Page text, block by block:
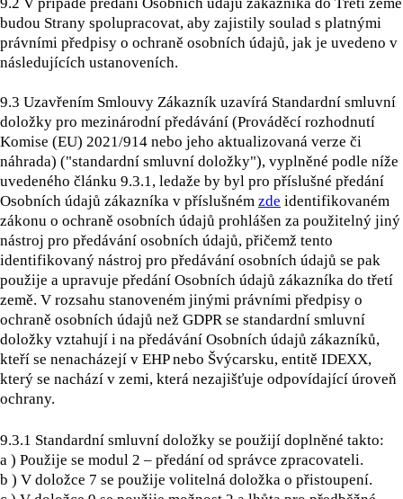
budou Strany spolupracovat, aby zajistily soulad s platnými
právními předpisy o ochraně osobních údajů, jak je uvedeno v
následujících ustanoveních.
9.3 Uzavřením Smlouvy Zákazník uzavírá Standardní smluvní
doložky pro mezinárodní předávání (Prováděcí rozhodnutí
Komise (EU) 2021/914 nebo jeho aktualizovaná verze či
náhrada) ("standardní smluvní doložky"), vyplněné podle níže
uvedeného článku 9.3.1, ledaže by byl pro příslušné předání
Osobních údajů zákazníka v příslušném zde identifikovaném
zákonu o ochraně osobních údajů prohlášen za použitelný jiný
nástroj pro předávání osobních údajů, přičemž tento
identifikovaný nástroj pro předávání osobních údajů se pak
použije a upravuje předání Osobních údajů zákazníka do třetí
země. V rozsahu stanoveném jinými právními předpisy o
ochraně osobních údajů než GDPR se standardní smluvní
doložky vztahují i na předávání Osobních údajů zákazníků,
kteří se nenacházejí v EHP nebo Švýcarsku, entitě IDEXX,
který se nachází v zemi, která nezajišťuje odpovídající úroveň
ochrany.
9.3.1 Standardní smluvní doložky se použijí doplněné takto:
a ) Použije se modul 2 – předání od správce zpracovateli.
b ) V doložce 7 se použije volitelná doložka o přistoupení.